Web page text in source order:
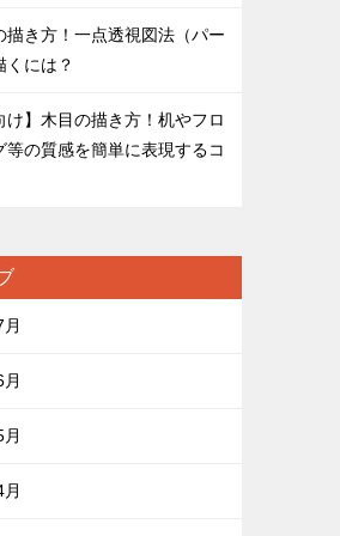
描き方！一点透視図法（パー
くには？
け】木目の描き方！机やフロ
等の質感を簡単に表現するコ